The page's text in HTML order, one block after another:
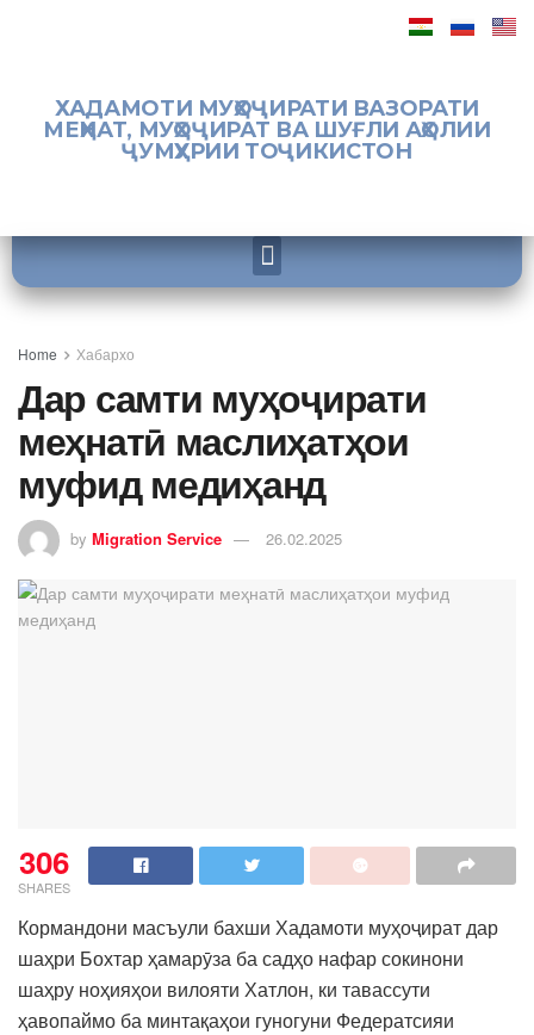
ХАДАМОТИ МУҲОҶИРАТИ ВАЗОРАТИ
МЕҲНАТ, МУҲОҶИРАТ ВА ШУҒЛИ АҲОЛИИ
ҶУМҲУРИИ ТОҶИКИСТОН
Home Хабархо
Дар самти муҳоҷирати
меҳнатӣ маслиҳатҳои
муфид медиҳанд
by Migration Service 26.02.2025
306
SHARES
Кормандони масъули бахши Хадамоти муҳоҷират дар
шаҳри Бохтар ҳамарӯза ба садҳо нафар сокинони
шаҳру ноҳияҳои вилояти Хатлон, ки тавассути
ҳавопаймо ба минтақаҳои гуногуни Федератсияи